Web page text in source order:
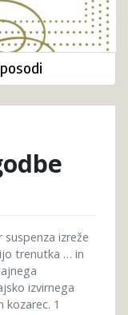
izreže
trenutka … in
izvirnega
1